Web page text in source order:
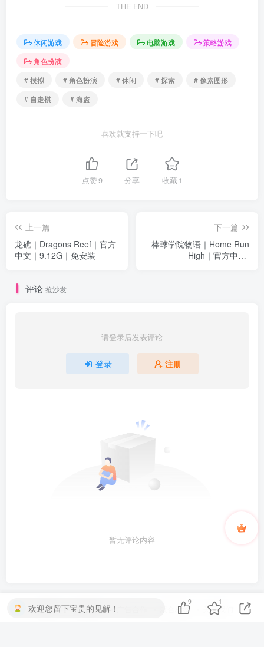
THE END
休闲游戏 冒险游戏 电脑游戏
策略游戏
角色扮演
# 模拟
# 角色扮演 # 休闲 # 探索
# 像素图形
# 自走棋
# 海盗
喜欢就支持一下吧
点赞9 分享 收藏1
上一篇
龙礁｜Dragons Reef｜官方
中文｜9.12G｜免安装
下一篇
棒球学院物语｜Home Run
High｜官方中文-
评论 抢沙发
请登录后发表评论
登录 注册
暂无评论内容
友链申请 免责声明 聚合标签 关于我们
欢迎您留下宝贵的见解！
9 1